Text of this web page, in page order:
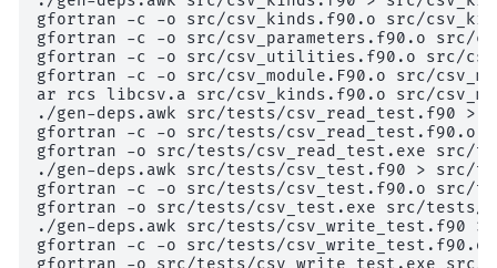
gfortran -c -o src/csv_kinds.f90.o src/
gfortran -c -o src/csv_parameters.f90.o src/
gfortran -c -o src/csv_utilities.f90.o src/
gfortran -c -o src/csv_module.F90.o src/
ar rcs libcsv.a src/csv_kinds.f90.o src/
./gen-deps.awk src/tests/csv_read_test.f90 >
gfortran -c -o src/tests/csv_read_test.f90.o
gfortran -o src/tests/csv_read_test.exe src/
./gen-deps.awk src/tests/csv_test.f90 > src/
gfortran -c -o src/tests/csv_test.f90.o src/
gfortran -o src/tests/csv_test.exe src/tests/
./gen-deps.awk src/tests/csv_write_test.f90
gfortran -c -o src/tests/csv_write_test.f90.o